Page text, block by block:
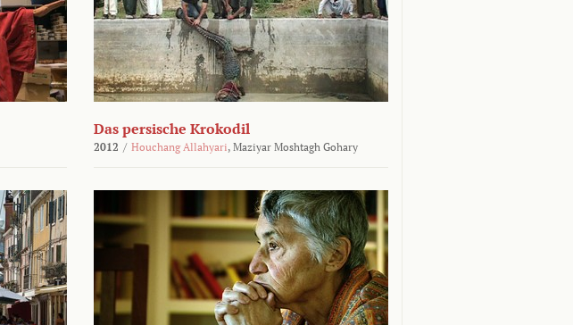
Das persische Krokodil
2012 / Houchang Allahyari, Maziyar Moshtagh Gohary